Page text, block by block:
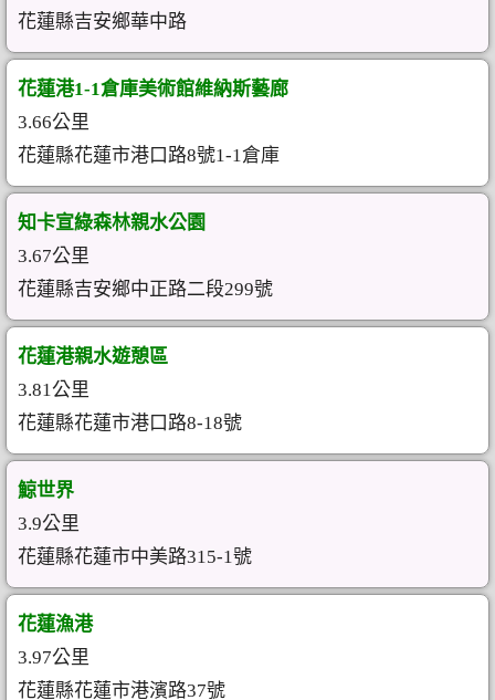
花蓮縣吉安鄉華中路
花蓮港1-1倉庫美術館維納斯藝廊
3.66公里
花蓮縣花蓮市港口路8號1-1倉庫
知卡宣綠森林親水公園
3.67公里
花蓮縣吉安鄉中正路二段299號
花蓮港親水遊憩區
3.81公里
花蓮縣花蓮市港口路8-18號
鯨世界
3.9公里
花蓮縣花蓮市中美路315-1號
花蓮漁港
3.97公里
花蓮縣花蓮市港濱路37號